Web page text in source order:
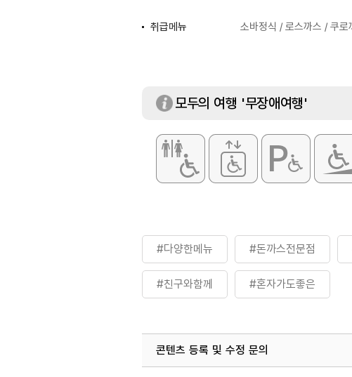
취급메뉴
소바정식 / 로스까스 / 쿠로
모두의 여행 '무장애여행'
#다양한메뉴 #돈까스전문점
#친구와함께 #혼자가도좋은
콘텐츠 등록 및 수정 문의